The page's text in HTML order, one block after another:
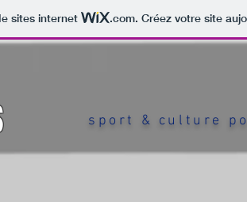
sites internet .com. Créez votre site
sport & culture